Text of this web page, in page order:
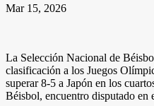
Mar 15, 2026
La Selección Nacional de
clasificación a los Juegos
superar 8-5 a Japón en los
Béisbol, encuentro disputado